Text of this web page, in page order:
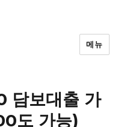
메뉴
담보대출 가
도 가능)